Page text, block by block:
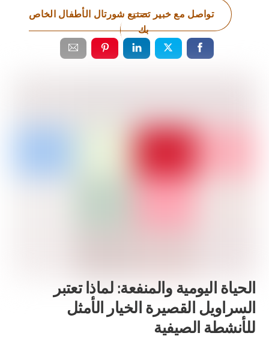
تواصل مع خبير تصنيع شورتال الأطفال الخاص
بك
الحياة اليومية والمنفعة: لماذا تعتبر
السراويل القصيرة الخيار الأمثل
للأنشطة الصيفية